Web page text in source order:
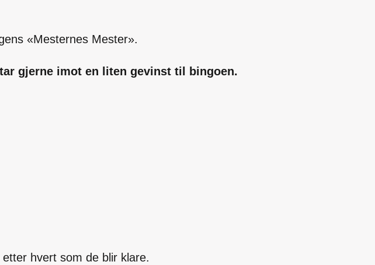
«Mesternes Mester».
gjerne imot en liten gevinst til bingoen.
hvert som de blir klare.